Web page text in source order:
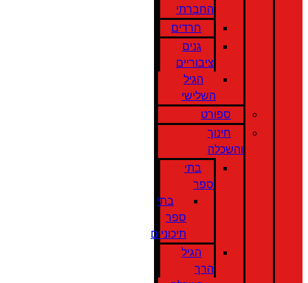
החברתי
חרדים
גנים
ציבוריים
הגיל
השלישי
ספורט
חינוך
והשכלה
בתי
ספר
בתי
ספר
תיכוניים
הגיל
הרך